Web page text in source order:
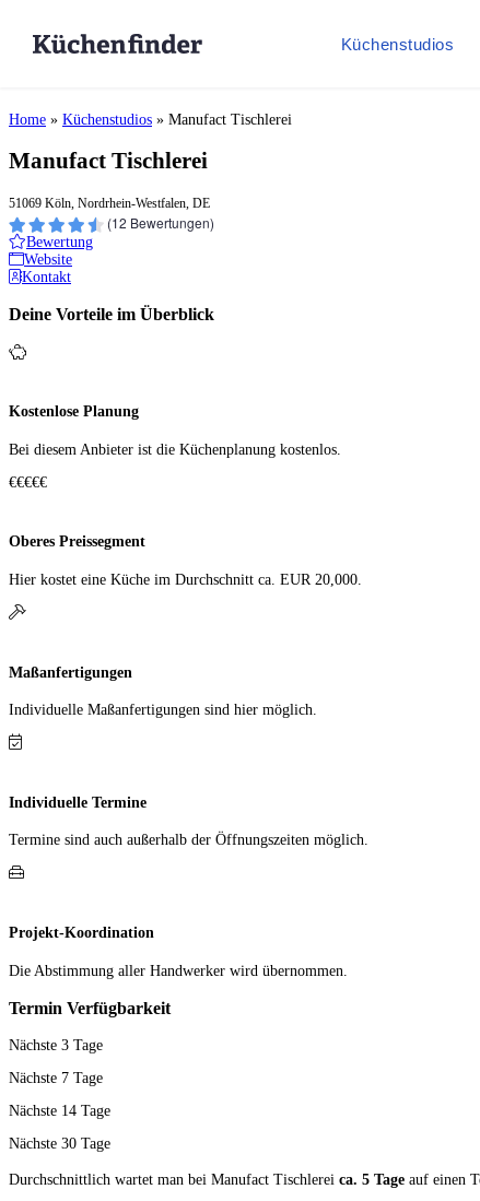
Küchenstudios
Home » Küchenstudios » Manufact Tischlerei
Manufact Tischlerei
51069 Köln, Nordrhein-Westfalen, DE
(12 Bewertungen)
Bewertung
Website
Kontakt
Deine Vorteile im Überblick
Kostenlose Planung
Bei diesem Anbieter ist die Küchen­planung kostenlos.
€€€€€
Oberes Preissegment
Hier kostet eine Küche im Durch­schnitt ca. EUR 20,000.
Maßanfertigungen
Individuelle Maß­anfer­tigungen sind hier möglich.
Individuelle Termine
Termine sind auch außerhalb der Öffnungs­zeiten möglich.
Projekt-Koordination
Die Abstimmung aller Hand­werker wird übernommen.
Termin Verfügbarkeit
Nächste 3 Tage
Nächste 7 Tage
Nächste 14 Tage
Nächste 30 Tage
Durchschnittlich wartet man bei Manufact Tischlerei ca. 5 Tage auf einen